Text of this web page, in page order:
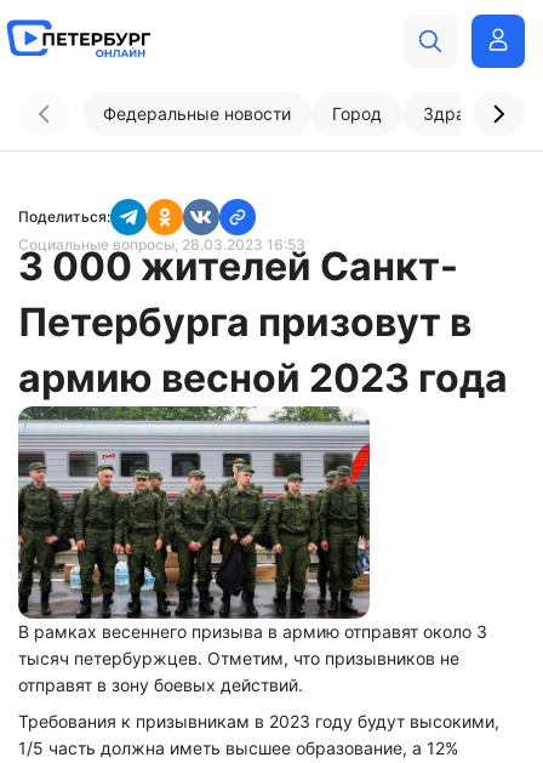
Федеральные новости Город
Поделиться:
Социальные вопросы, 28.03.2023 16:53
3 000 жителей Санкт-
Петербурга призовут в
армию весной 2023 года
В рамках весеннего призыва в армию отправят около 3
тысяч петербуржцев. Отметим, что призывников не
отправят в зону боевых действий.
Требования к призывникам в 2023 году будут высокими,
1/5 часть должна иметь высшее образование, а 12%